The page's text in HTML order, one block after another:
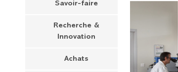
Savoir-faire
Recherche &
Innovation
Achats